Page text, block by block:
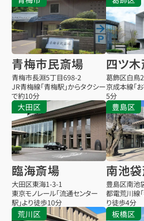
青梅市民斎場
青梅市長淵5丁目698-2
JR青梅線「青梅駅」からタクシー
で約10分
四ツ
葛飾区白鳥
京成本線「
5分
大田区
臨海斎場
大田区東海1-3-1
東京モノレール「流通センター
駅」より徒歩10分
豊島区
南池
豊島区南池
都電荒川線
り徒歩4分
荒川区 板橋区